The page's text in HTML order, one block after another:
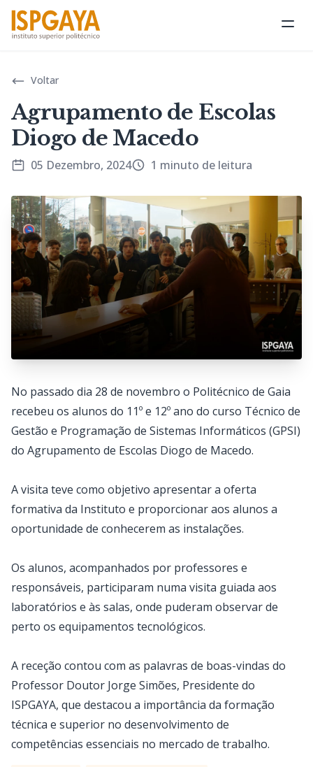
Voltar
Agrupamento de Escolas
Diogo de Macedo
05 Dezembro, 2024 1 minuto de leitura
No passado dia 28 de novembro o Politécnico de Gaia
recebeu os alunos do 11º e 12º ano do curso Técnico de
Gestão e Programação de Sistemas Informáticos (GPSI)
do Agrupamento de Escolas Diogo de Macedo.
A visita teve como objetivo apresentar a oferta
formativa da Instituto e proporcionar aos alunos a
oportunidade de conhecerem as instalações.
Os alunos, acompanhados por professores e
responsáveis, participaram numa visita guiada aos
laboratórios e às salas, onde puderam observar de
perto os equipamentos tecnológicos.
A receção contou com as palavras de boas-vindas do
Professor Doutor Jorge Simões, Presidente do
ISPGAYA, que destacou a importância da formação
técnica e superior no desenvolvimento de
competências essenciais no mercado de trabalho.